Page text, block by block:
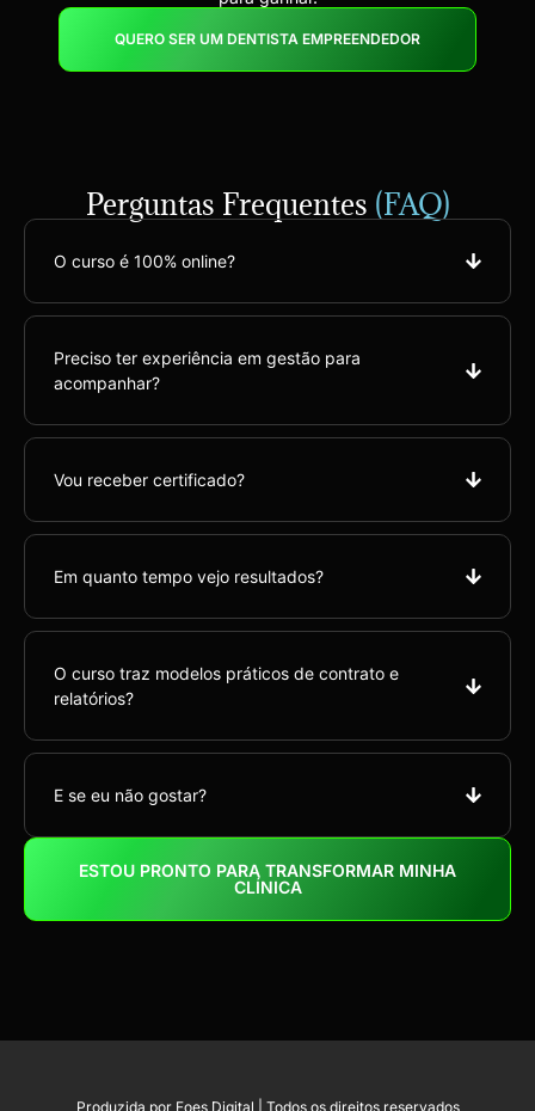
QUERO SER UM DENTISTA EMPREENDEDOR
Perguntas Frequentes (FAQ)
O curso é 100% online?
Preciso ter experiência em gestão para
acompanhar?
Vou receber certificado?
Em quanto tempo vejo resultados?
O curso traz modelos práticos de contrato e
relatórios?
E se eu não gostar?
ESTOU PRONTO PARA TRANSFORMAR MINHA
CLÍNICA
Produzida por Foes Digital | Todos os direitos reservados